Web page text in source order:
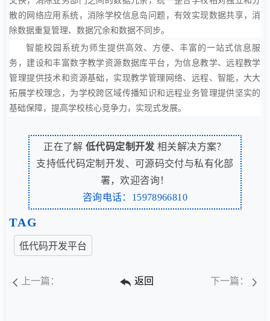
散的网络应用系统，消除学校信息岛问题，有效实现数据共享，消
除数据重复管理、数据冗余和数据不同步。
智能校园系统为师生提供高效、方便、丰富的一站式信息服
务，建设和丰富数字教学资源数据库平台，为信息教学、远程教学
管理提供技术和资源基础，实现教学管理网络、远程、智能，大大
拓展学校理念，为学校跨区域传播知识和远程业务管理提供坚实的
基础保障，提高学校核心竞争力，实现式发展。
正在了解低代码定制开发 相关解决方案？
支持低代码定制开发、可源码交付与私有化部
署，欢迎咨询！
咨询电话：15978966810
TAG
低代码开发平台
上一篇： 返回 下一篇：